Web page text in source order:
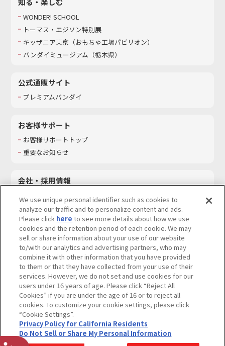
WONDER! SCHOOL
トーマス・エジソン特別展
キッザニア東京（おもちゃ工場パビリオン）​
バンダイミュージアム（栃木県）
公式通販サイト
プレミアムバンダイ
お客様サポート
お客様サポートトップ
重要なお知らせ
会社・採用情報
採用情報
サステナビリティ
お問い合わせ
ウェブサイトご利用条件 ソーシャルメディアポリシー
個人情報及び特定個人情報等の取り扱いに関する保護方針
Do Not Sell or Share My Personal Information著作権・商標について
カスタマーハラスメントに対する基本的な対応方針
We use unique personal identifier such as cookies to
analyze our traffic and to personalize content and ads.
Please click here to see more details about how we use
cookies and the retention period of each cookie. We may
sell or share information about your use of our website
to/with our analytics and advertising partners, who may
combine it with other information that you have provided
to them or that they have collected from your use of their
services. However, we do not set and use cookies for our
users under 16 years of age. Please click “Reject All
Cookies” if you are under the age of 16 or to reject all
cookies. To customize your cookie settings, please click
“Cookie Settings”.
Privacy Policy for California Residents
Do Not Sell or Share My Personal Information